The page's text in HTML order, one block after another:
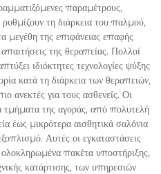
παραμέτρους,
τη διάρκεια του παλμού,
μεγέθη της επιφάνειας επαφής
της θεραπείας. Πολλοί
ιδιόκτητες τεχνολογίες ψύξης
κατά τη διάρκεια των θεραπειών,
ανεκτές για τους ασθενείς. Οι
τμήματα της αγοράς, από πολυτελή
έως μικρότερα αισθητικά σαλόνια
Αυτές οι εγκαταστάσεις
πακέτα υποστήριξης,
κατάρτισης, των υπηρεσιών